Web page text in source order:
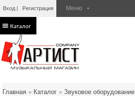
Вход Регистрация
Каталог
Главная » Каталог » Звуковое оборудование